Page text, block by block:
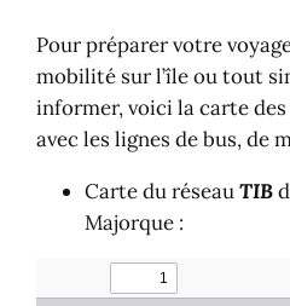
Pour préparer votre
mobilité sur l’île ou tout
informer, voici la carte
avec les lignes de bus, de
Carte du réseauTIB
Majorque :